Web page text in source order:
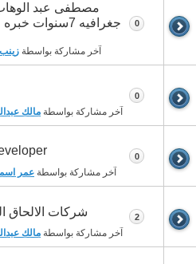
مصطفى عبد
آخر مشاركة بواسطة زينب
0
آخر مشاركة بواسطة مالك
0
آخر مشاركة بواسطة عمر
0
شركات الالحاق
آخر مشاركة بواسطة مالك
2